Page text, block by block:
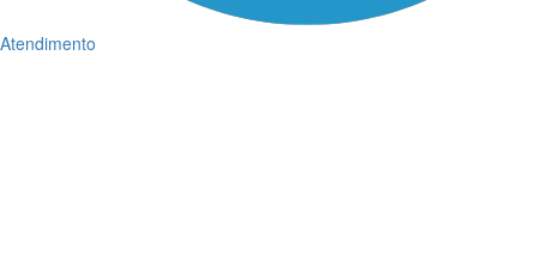
Atendimento